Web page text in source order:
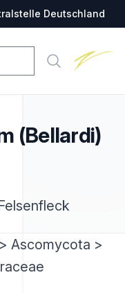
Deutschland
Suche
(Bellardi)
Ascomycota >